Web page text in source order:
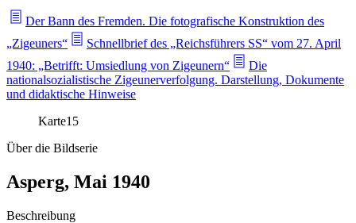
Der Bann des Fremden. Die fotografische Konstruktion des
„Zigeuners“
Schnellbrief des „Reichsführers SS“ vom 27. April
1940: „Betrifft: Umsiedlung von Zigeunern“
Die
nationalsozialistische Zigeunerverfolgung. Darstellung, Dokumente
und didaktische Hinweise
Karte15
Über die Bildserie
Asperg, Mai 1940
Beschreibung